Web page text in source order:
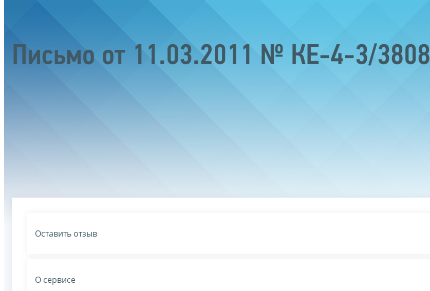
Письмо от 11.03.2011 № КЕ-4-3/3808
Оставить отзыв
О сервисе